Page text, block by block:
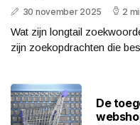
30 november 2025 2
Wat zijn longtail
zijn zoekopdrachten die
De